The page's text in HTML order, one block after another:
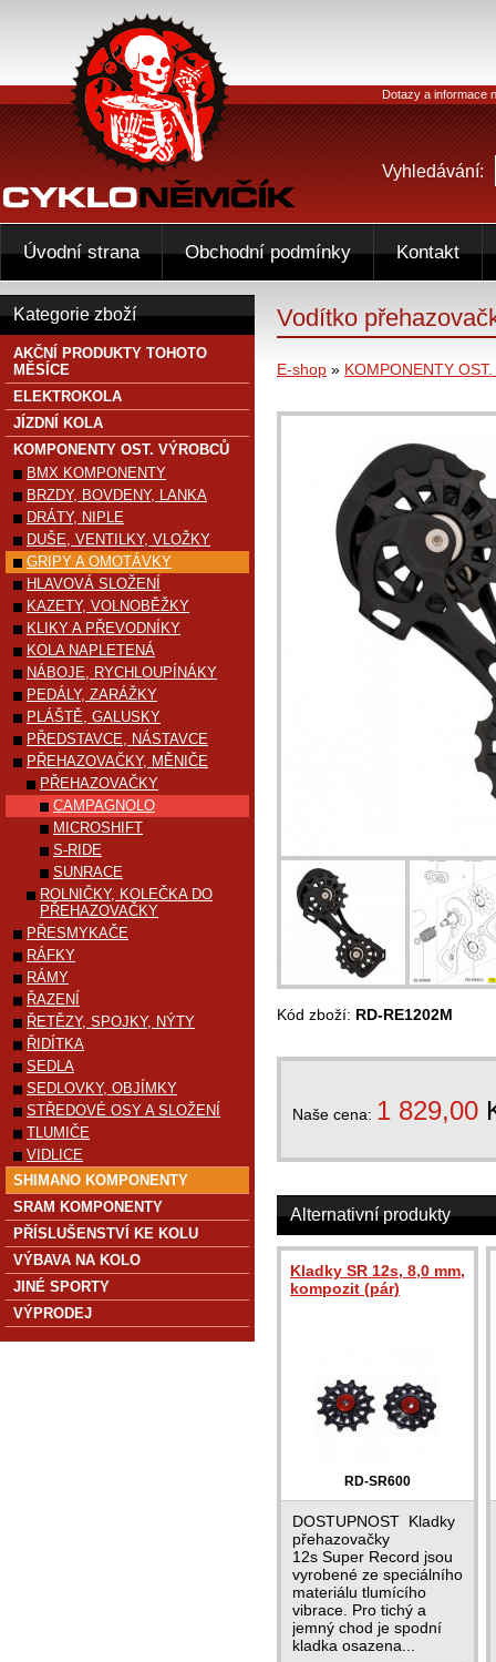
Vodítko
E-shop » KOMPONENTY
Kód zboží: RD-RE1202M
Naše cena: 1 829,00
Alternativní produkty
Kladky SR 12s, 8,0 mm,
kompozit (pár)
RD-SR600
DOSTUPNOST Kladky
přehazovačky
12s Super Record jsou
vyrobené ze speciálního
materiálu tlumícího
vibrace. Pro tichý a
jemný chod je spodní
kladka osazena...
Kategorie zboží
AKČNÍ PRODUKTY TOHOTO
MĚSÍCE
ELEKTROKOLA
JÍZDNÍ KOLA
KOMPONENTY OST. VÝROBCŮ
BMX KOMPONENTY
BRZDY, BOVDENY, LANKA
DRÁTY, NIPLE
DUŠE, VENTILKY, VLOŽKY
GRIPY A OMOTÁVKY
HLAVOVÁ SLOŽENÍ
KAZETY, VOLNOBĚŽKY
KLIKY A PŘEVODNÍKY
KOLA NAPLETENÁ
NÁBOJE, RYCHLOUPÍNÁKY
PEDÁLY, ZARÁŽKY
PLÁŠTĚ, GALUSKY
PŘEDSTAVCE, NÁSTAVCE
PŘEHAZOVAČKY, MĚNIČE
PŘEHAZOVAČKY
CAMPAGNOLO
MICROSHIFT
S-RIDE
SUNRACE
ROLNIČKY, KOLEČKA DO
PŘEHAZOVAČKY
PŘESMYKAČE
RÁFKY
RÁMY
ŘAZENÍ
ŘETĚZY, SPOJKY, NÝTY
ŘIDÍTKA
SEDLA
SEDLOVKY, OBJÍMKY
STŘEDOVÉ OSY A SLOŽENÍ
TLUMIČE
VIDLICE
SHIMANO KOMPONENTY
SRAM KOMPONENTY
PŘÍSLUŠENSTVÍ KE KOLU
VÝBAVA NA KOLO
JINÉ SPORTY
VÝPRODEJ
Dotazy a informace
Vyhledávání:
Úvodní strana Obchodní podmínky Kontakt